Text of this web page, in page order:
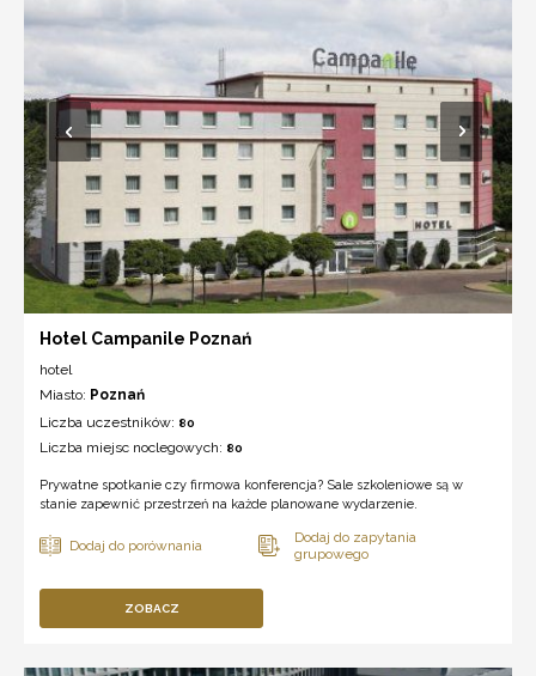
Hotel Campanile Poznań
hotel
Miasto: Poznań
Liczba uczestników: 80
Liczba miejsc noclegowych: 80
Prywatne spotkanie czy firmowa konferencja? Sale szkoleniowe są w
stanie zapewnić przestrzeń na każde planowane wydarzenie.
ZOBACZ